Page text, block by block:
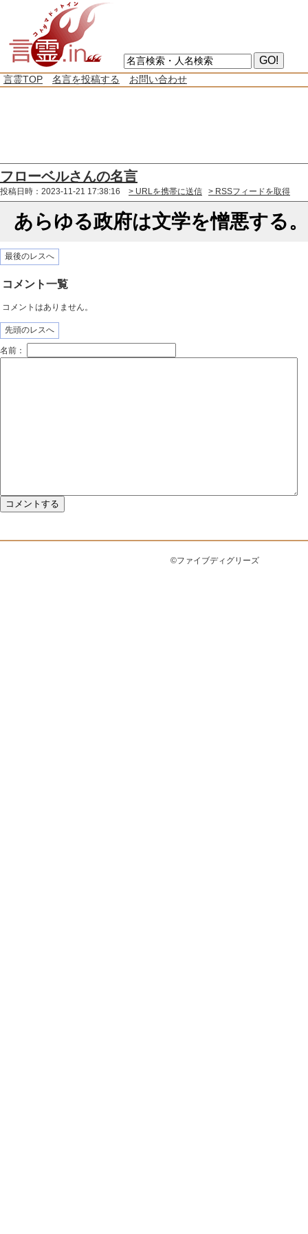
言霊TOP 名言を投稿する お問い合わせ
フローベルさんの名言
投稿日時：2023-11-21 17:38:16 > URLを携帯に送信 > RSSフィードを取得
あらゆる政府は文学を憎悪する。
最後のレスへ
コメント一覧
コメントはありません。
先頭のレスへ
名前：
©ファイブディグリーズ